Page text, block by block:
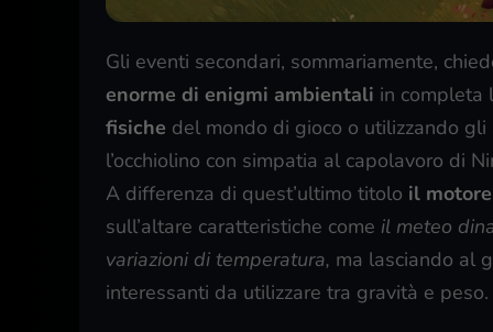
Gli eventi secondari, sommariamente,
enorme di enigmi ambientali in completa
fisiche del mondo di gioco o utilizzando
l’occhiolino con simpatia al capolavoro di
A differenza di quest’ultimo titolo il
sull’altare caratteristiche come il meteo
variazioni di temperatura, ma lasciando al
interessanti da utilizzare tra gravità e peso.